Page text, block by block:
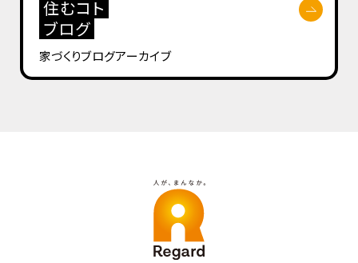
住むコト
ブログ
家づくりブログアーカイブ